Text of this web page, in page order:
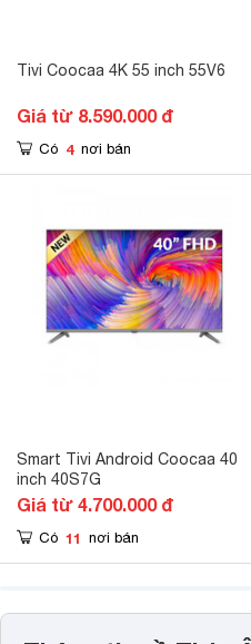
Tivi Coocaa 4K 55 inch 55V6
Giá từ 8.590.000 đ
Có 4 nơi bán
Smart Tivi Android Coocaa 40
inch 40S7G
Giá từ 4.700.000 đ
Có 11 nơi bán